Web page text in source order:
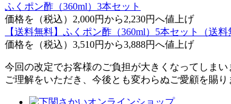
ふくポン酢（360ml）3本セット
価格を（税込）2,000円から2,230円へ値上げ
【送料無料】ふくポン酢（360ml）5本セット（送料
価格を（税込）3,510円から3,888円へ値上げ
今回の改定でお客様のご負担が大きくなってしま
ご理解をいただき、今後とも変わらぬご愛顧を賜り